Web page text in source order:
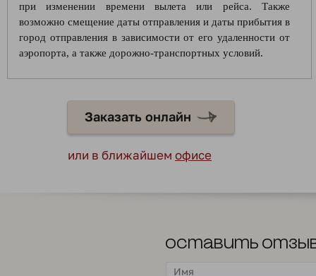
при изменении времени вылета или рейса. Также
возможно смещение даты отправления и даты прибытия в
город отправления в зависимости от его удаленности от
аэропорта, а также дорожно-транспортных условий.
Заказать онлайн
или в ближайшем офисе
Оставить